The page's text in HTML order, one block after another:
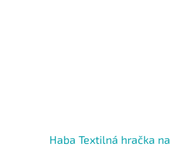
Haba Textilná hračka